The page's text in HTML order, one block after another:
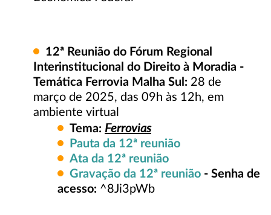
12ª Reunião do Fórum Regional
Interinstitucional do Direito à Moradia -
Temática Ferrovia Malha Sul: 28 de
março de 2025, das 09h às 12h, em
ambiente virtual
Tema: Ferrovias
Pauta da 12ª reunião
Ata da 12ª reunião
Gravação da 12ª reunião - Senha de
acesso: ^8Ji3pWb